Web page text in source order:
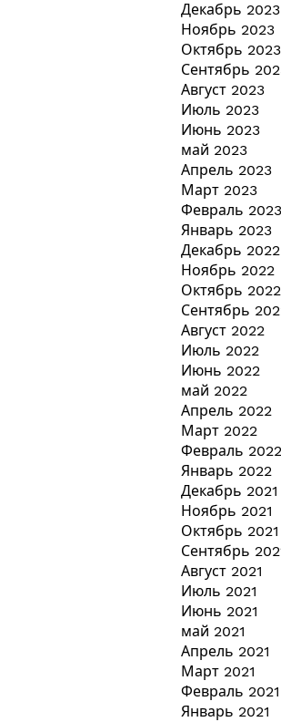
Декабрь 2023
Ноябрь 2023
Октябрь 2023
Сентябрь
Август 2023
Июль 2023
Июнь 2023
май 2023
Апрель 2023
Март 2023
Февраль 2023
Январь 2023
Декабрь 2022
Ноябрь 2022
Октябрь 2022
Сентябрь
Август 2022
Июль 2022
Июнь 2022
май 2022
Апрель 2022
Март 2022
Февраль 2022
Январь 2022
Декабрь 2021
Ноябрь 2021
Октябрь 2021
Сентябрь
Август 2021
Июль 2021
Июнь 2021
май 2021
Апрель 2021
Март 2021
Февраль 2021
Январь 2021